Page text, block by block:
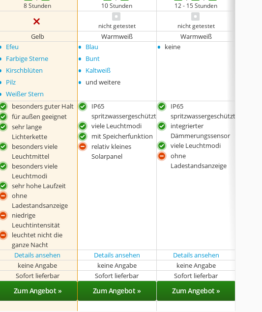
8 Stunden 10 Stunden 12 - 15 Stunden
nicht getestet nicht getestet
Gelb Warmweiß Warmweiß
Efeu
Farbige Sterne
Kirschblüten
Pilz
Weißer Stern
• Blau
• Bunt
• Kaltweiß
• und weitere
• keine
besonders guter Halt
für außen geeignet
sehr lange
Lichterkette
besonders viele
Leuchtmittel
besonders viele
Leuchtmodi
sehr hohe Laufzeit
ohne
Ladestandsanzeige
niedrige
Leuchtintensität
leuchtet nicht die
ganze Nacht
IP65
spritzwassergeschützt
viele Leuchtmodi
mit Speicherfunktion
relativ kleines
Solarpanel
IP65
spritzwassergeschützt
integrierter
Dämmerungssensor
viele Leuchtmodi
ohne
Ladestandsanzeige
Details ansehen Details ansehen
Details ansehen
keine Angabe keine Angabe keine Angabe
Sofort lieferbar Sofort lieferbar Sofort lieferbar
Zum Angebot » Zum Angebot » Zum Angebot »